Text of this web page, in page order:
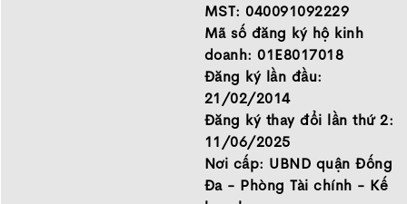
MST: 040091092229
Mã số đăng ký hộ kinh
doanh: 01E8017018
Đăng ký lần đầu:
21/02/2014
Đăng ký thay đổi lần thứ 2:
11/06/2025
Nơi cấp: UBND quận Đống
Đa - Phòng Tài chính - Kế